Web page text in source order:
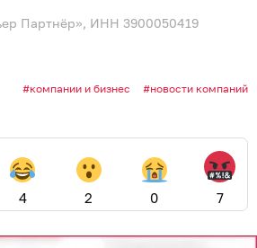
Партнёр», ИНН 3900050419
компании и бизнес новости компаний
4 2 0 7